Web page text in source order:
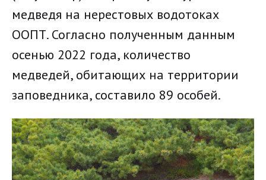
медведя на нерестовых водотоках
ООПТ. Согласно полученным данным
осенью 2022 года, количество
медведей, обитающих на территории
заповедника, составило 89 особей.